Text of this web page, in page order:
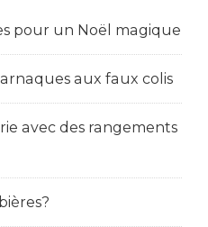
pour un Noël magique
aux faux colis
avec des rangements